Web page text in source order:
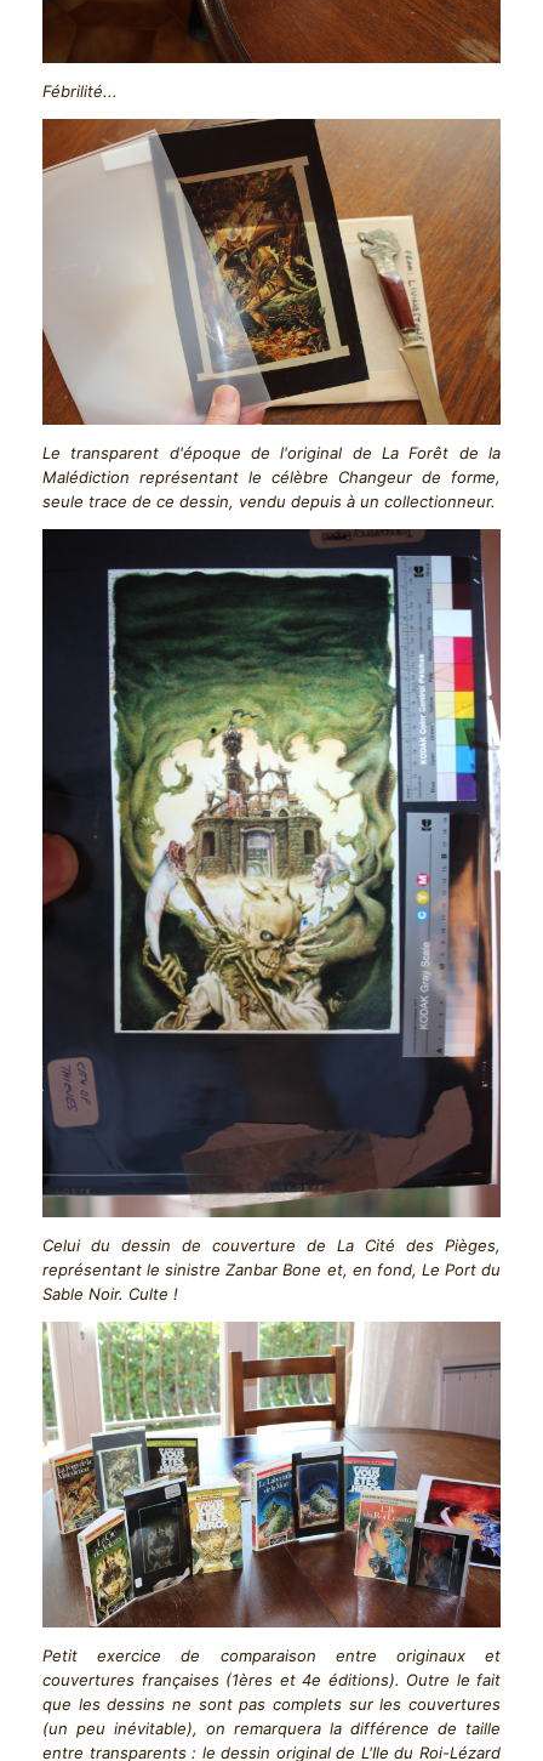
Fébrilité...
Le transparent d'époque de l'original de La Forêt de la
Malédiction représentant le célèbre Changeur de forme,
seule trace de ce dessin, vendu depuis à un collectionneur.
Celui du dessin de couverture de La Cité des Pièges,
représentant le sinistre Zanbar Bone et, en fond, Le Port du
Sable Noir. Culte !
Petit exercice de comparaison entre originaux et
couvertures françaises (1ères et 4e éditions). Outre le fait
que les dessins ne sont pas complets sur les couvertures
(un peu inévitable), on remarquera la différence de taille
entre transparents : le dessin original de L'Ile du Roi-Lézard